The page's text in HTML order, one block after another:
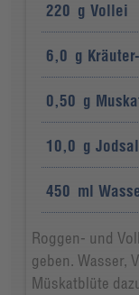
220 g Vollei
6,0 g
0,50 g
10,0 g
450 ml
Roggen- und
geben. Wasser,
Müskatblüte